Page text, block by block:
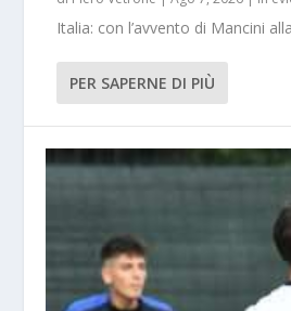
Italia: con l’avvento di Mancini
PER SAPERNE DI PIÙ